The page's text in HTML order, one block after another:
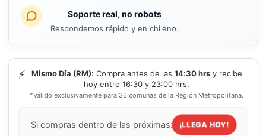
Soporte real, no robots
Respondemos rápido y en chileno.
⚡ Mismo Día (RM): Compra antes de las 14:30 hrsy recibe
hoy entre 16:30 y 23:00 hrs.
*Válido exclusivamente para 36 comunas de la Región Metropolitana.
Si compras dentro de las próximas: ¡LLEGA HOY!